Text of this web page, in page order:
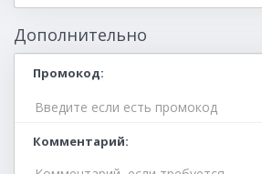
Дополнительно
Промокод
Комментарий